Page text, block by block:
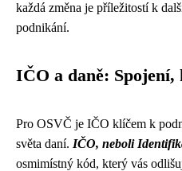
každá změna je příležitostí k
podnikání.
IČO a daně: Spojení,
Pro OSVČ je IČO klíčem k
světa daní. IČO, neboli
osmimístný kód, který vás